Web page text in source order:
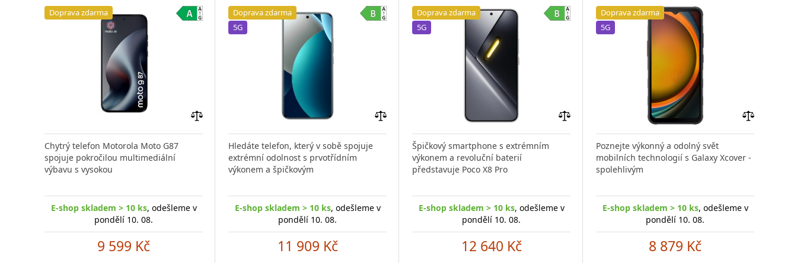
Doprava zdarma
porovnání
Chytrý telefon Motorola Moto G87
spojuje pokročilou multimediální
výbavu s vysokou
E-shop skladem > 10 ks, odešleme v
pondělí 10. 08.
9 599 Kč
Doprava zdarma
5G
porovnání
Hledáte telefon, který v sobě spojuje
extrémní odolnost s prvotřídním
výkonem a špičkovým
E-shop skladem > 10 ks, odešleme v
pondělí 10. 08.
11 909 Kč
Doprava zdarma
5G
porovnání
Špičkový smartphone s extrémním
výkonem a revoluční baterií
představuje Poco X8 Pro
E-shop skladem > 10 ks, odešleme v
pondělí 10. 08.
12 640 Kč
Doprava zdarma
5G
Poznejte výkonný a odolný svět
mobilních technologií s Galaxy Xcover -
spolehlivým
E-shop skladem > 10 ks, odešleme v
pondělí 10. 08.
8 879 Kč